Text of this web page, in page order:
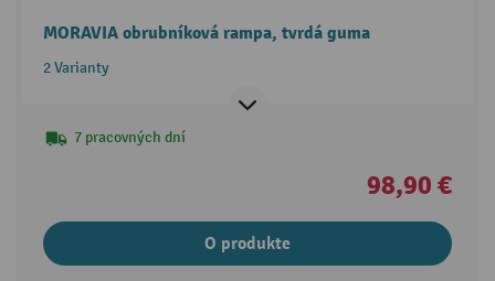
MORAVIA obrubníková rampa, tvrdá guma
2 Varianty
7 pracovných dní
98,90 €
O produkte